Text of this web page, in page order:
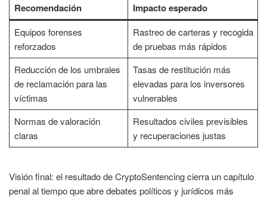
Recomendación Impacto esperado
Equipos forenses
reforzados
Rastreo de carteras y recogida
de pruebas más rápidos
Reducción de los umbrales
de reclamación para las
víctimas
Tasas de restitución más
elevadas para los inversores
vulnerables
Normas de valoración
claras
Resultados civiles previsibles
y recuperaciones justas
Visión final: el resultado de CryptoSentencing cierra un capítulo
penal al tiempo que abre debates políticos y jurídicos más